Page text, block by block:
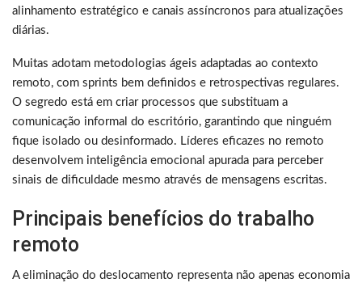
alinhamento estratégico e canais assíncronos para atualizações
diárias.
Muitas adotam metodologias ágeis adaptadas ao contexto
remoto, com sprints bem definidos e retrospectivas regulares.
O segredo está em criar processos que substituam a
comunicação informal do escritório, garantindo que ninguém
fique isolado ou desinformado. Líderes eficazes no remoto
desenvolvem inteligência emocional apurada para perceber
sinais de dificuldade mesmo através de mensagens escritas.
Principais benefícios do trabalho
remoto
A eliminação do deslocamento representa não apenas economia